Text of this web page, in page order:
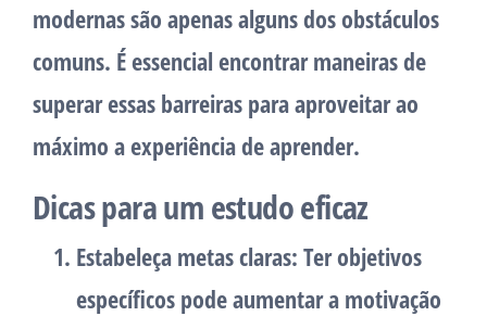
modernas são apenas alguns dos obstáculos
comuns. É essencial encontrar maneiras de
superar essas barreiras para aproveitar ao
máximo a experiência de aprender.
Dicas para um estudo eficaz
Estabeleça metas claras: Ter objetivos
específicos pode aumentar a motivação